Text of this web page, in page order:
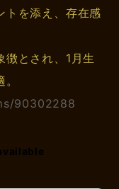
トを添え、存在感
徴とされ、1月生
90302288